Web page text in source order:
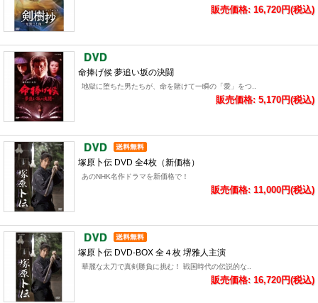
販売価格: 16,720円(税込)
命捧げ候 夢追い坂の決闘
地獄に堕ちた男たちが、命を賭けて一瞬の「愛」をつ..
販売価格: 5,170円(税込)
塚原卜伝 DVD 全4枚（新価格）
あのNHK名作ドラマを新価格で！
販売価格: 11,000円(税込)
塚原卜伝 DVD-BOX 全４枚 堺雅人主演
華麗な太刀で真剣勝負に挑む！ 戦国時代の伝説的な..
販売価格: 16,720円(税込)